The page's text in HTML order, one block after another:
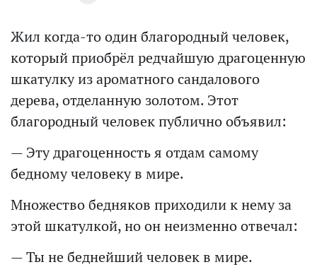
Жил когда-то один благородный человек,
который приобрёл редчайшую драгоценную
шкатулку из ароматного сандалового
дерева, отделанную золотом. Этот
благородный человек публично объявил:
— Эту драгоценность я отдам самому
бедному человеку в мире.
Множество бедняков приходили к нему за
этой шкатулкой, но он неизменно отвечал:
— Ты не беднейший человек в мире.